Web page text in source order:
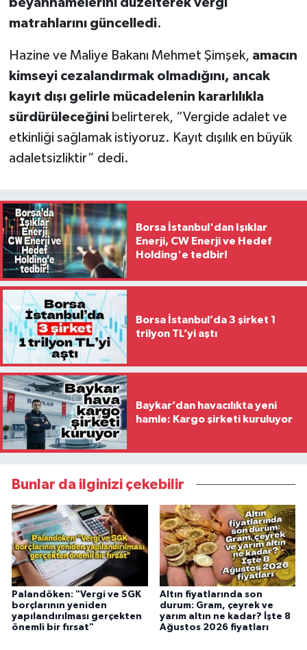
beyannamelerini düzelterek vergi
matrahlarını güncelledi.
Hazine ve Maliye Bakanı Mehmet Şimşek, amacın
kimseyi cezalandırmak olmadığını, ancak
kayıt dışı gelirle mücadelenin kararlılıkla
sürdürüleceğinibelirterek, “Vergide adalet ve
etkinliği sağlamak istiyoruz. Kayıt dışılık en büyük
adaletsizliktir” dedi.
Borsa İstanbul'dan Işıklar
Enerji, CW Enerji ve Hedef
Holding'e tedbir!
Borsa İstanbul’da 3 şirket 1
trilyon TL’yi aştı
Baykar’dan havacılıkta yeni
hamle: Kargo şirketi kuruluyor
Bunlar da ilginizi çekebilir
Palandöken: "Vergi ve SGK
borçlarının yeniden
yapılandırılması gerçekten
önemli bir fırsat"
Altın fiyatlarında son
durum: Gram, çeyrek ve
yarım altın ne kadar? İşte 8
Ağustos 2026 fiyatları